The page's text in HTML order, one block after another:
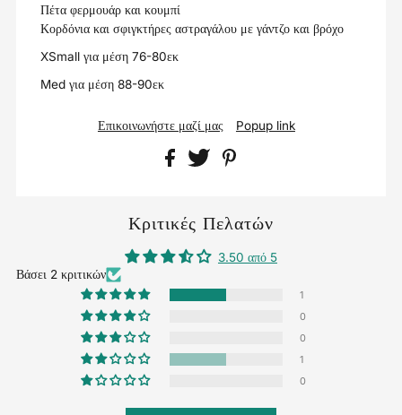
Πέτα φερμουάρ και κουμπί
Κορδόνια και σφιγκτήρες αστραγάλου με γάντζο και βρόχο
XSmall για μέση 76-80εκ
Med για μέση 88-90εκ
Επικοινωνήστε μαζί μας Popup link
Κριτικές Πελατών
3.50 από 5
Βάσει 2 κριτικών
1
0
0
1
0